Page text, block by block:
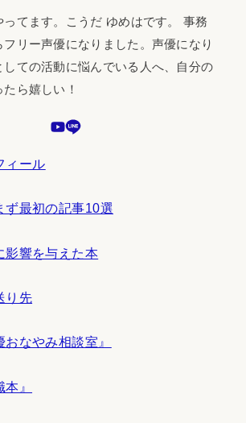
てます。こうだ ゆめはです。 事務
フリー声優になりました。声優になり
しての活動に悩んでいる人へ、自分の
ら嬉しい！
ィール
ず最初の記事10選
影響を与えた本
り先
おなやみ相談室』
本』